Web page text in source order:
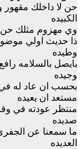
حن لا داخلك
الكبيده
وي مهزوم مثلك حن
ذا حديث اولي
وطيده
بايصل بالسلامه
وجيده
بحسب ان عاد له
مستعد ان يعيده
منتظر عودته في
صديده
ما سمعنا عن
العديده